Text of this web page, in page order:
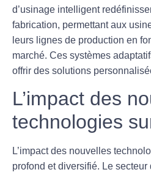
d’usinage intelligent
fabrication, permettant aux
leurs lignes de production en
marché. Ces systèmes
offrir des solutions
L’impact des
technologies
L’impact des nouvelles
profond et diversifié. Le secteur